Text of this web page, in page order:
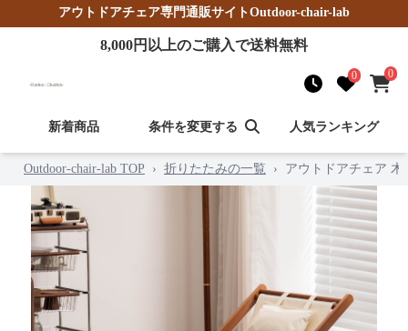
アウトドアチェア専門通販サイトOutdoor-chair-lab
8,000円以上のご購入で送料無料
0 0
新着商品 条件を変更する 人気ランキング
Outdoor-chair-lab TOP › 折りたたみの一覧 › アウトドアチェア